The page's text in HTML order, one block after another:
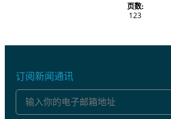
页数:
123
订阅新闻通讯